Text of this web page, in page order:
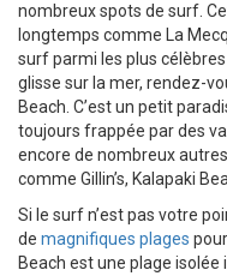
nombreux spots de surf.
longtemps comme La
surf parmi les plus
glisse sur la mer, rendez-
Beach. C’est un petit
toujours frappée par des
encore de nombreux
comme Gillin’s, Kalapaki
Si le surf n’est pas votre
de magnifiques plages
Beach est une plage